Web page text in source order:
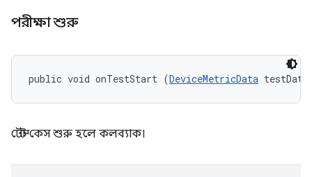
পরীক্ষা শুরু
public void onTestStart (DeviceMetricData
টেস্ট কেস শুরু হলে কলব্যাক।